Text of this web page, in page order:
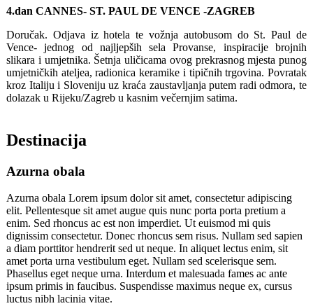
4.dan CANNES- ST. PAUL DE VENCE -ZAGREB
Doručak. Odjava iz hotela te vožnja autobusom do St. Paul de
Vence- jednog od najljepših sela Provanse, inspiracije brojnih
slikara i umjetnika. Šetnja uličicama ovog prekrasnog mjesta punog
umjetničkih ateljea, radionica keramike i tipičnih trgovina. Povratak
kroz Italiju i Sloveniju uz kraća zaustavljanja putem radi odmora, te
dolazak u Rijeku/Zagreb u kasnim večernjim satima.
Destinacija
Azurna obala
Azurna obala Lorem ipsum dolor sit amet, consectetur adipiscing
elit. Pellentesque sit amet augue quis nunc porta porta pretium a
enim. Sed rhoncus ac est non imperdiet. Ut euismod mi quis
dignissim consectetur. Donec rhoncus sem risus. Nullam sed sapien
a diam porttitor hendrerit sed ut neque. In aliquet lectus enim, sit
amet porta urna vestibulum eget. Nullam sed scelerisque sem.
Phasellus eget neque urna. Interdum et malesuada fames ac ante
ipsum primis in faucibus. Suspendisse maximus neque ex, cursus
luctus nibh lacinia vitae.